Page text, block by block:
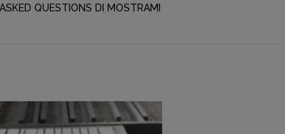
QUESTIONS DI MOSTRAMI